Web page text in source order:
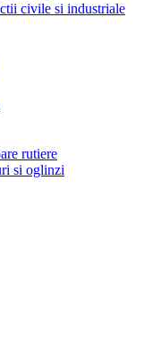
civile si industriale
rutiere
si oglinzi